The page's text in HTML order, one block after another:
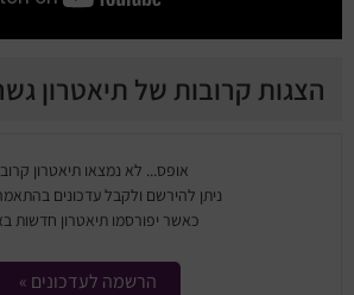
הצגות קרובות של תיאטרון
אופס... לא נמצאו תיאטרון
ניתן להירשם ולקבל עדכונים
כאשר יפורסמו תיאטרון חדשות
הרשמה לעדכונים »